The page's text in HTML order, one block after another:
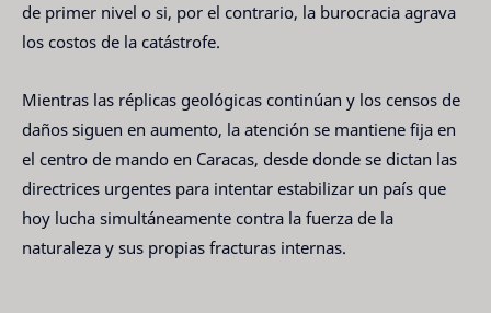
de primer nivel o si, por el contrario, la burocracia agrava
los costos de la catástrofe.
Mientras las réplicas geológicas continúan y los censos de
daños siguen en aumento, la atención se mantiene fija en
el centro de mando en Caracas, desde donde se dictan las
directrices urgentes para intentar estabilizar un país que
hoy lucha simultáneamente contra la fuerza de la
naturaleza y sus propias fracturas internas.